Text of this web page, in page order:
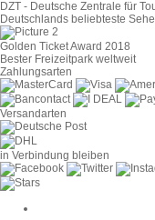
DZT - Deutsche Zentrale für
Deutschlands beliebteste
Golden Ticket Award 2018
Bester Freizeitpark weltweit
Zahlungsarten
Versandarten
in Verbindung bleiben